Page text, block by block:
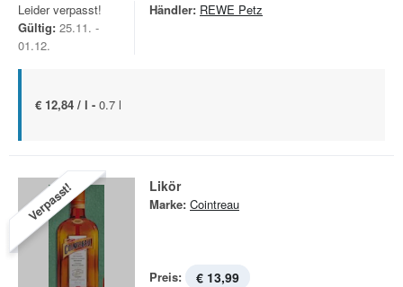
Leider verpasst!
Gültig: 25.11. -
01.12.
Händler: REWE Petz
€ 12,84 / l - 0.7 l
Verpasst! Likör
Marke: Cointreau
Preis: € 13,99